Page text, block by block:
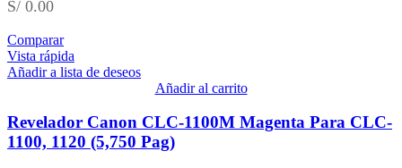
S/ 0.00
Comparar
Vista rápida
Añadir a lista de deseos
Añadir al carrito
Revelador Canon CLC-1100M Magenta Para CLC-
1100, 1120 (5,750 Pag)